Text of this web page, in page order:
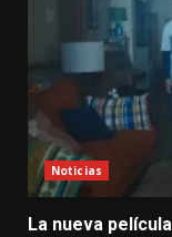
Noticias
La nueva